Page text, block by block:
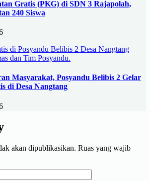
Gratis (PKG) di SDN 3 Rajapolah,
240 Siswa
Masyarakat, Posyandu Belibis 2 Gelar
di Desa Nangtang
akan dipublikasikan. Ruas yang wajib